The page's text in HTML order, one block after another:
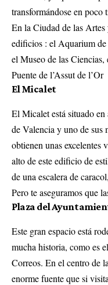
transformándose en
En la Ciudad de las
edificios : el Aquarium
el Museo de las
Puente de l’Assut de l’Or
El Micalet
El Micalet está situado
de Valencia y uno de sus
obtienen unas excelentes
alto de este edificio de
de una escalera de
Pero te aseguramos que
Plaza del
Este gran espacio está
mucha historia, como es
Correos. En el centro de
enorme fuente que si